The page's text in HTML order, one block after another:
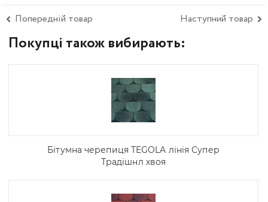
Попередній товар Наступний товар
Покупці також вибирають:
Бітумна черепиця TEGOLA лінія Супер
Традішнл хвоя